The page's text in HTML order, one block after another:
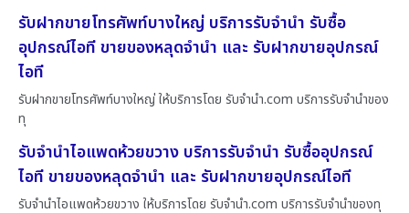
รับฝากขายโทรศัพท์บางใหญ่ บริการรับจำนำ รับซื้อ
อุปกรณ์ไอที ขายของหลุดจำนำ และ รับฝากขายอุปกรณ์
ไอที
รับฝากขายโทรศัพท์บางใหญ่ ให้บริการโดย รับจํานํา.com บริการรับจำนำของ
ทุ
รับจำนำไอแพดห้วยขวาง บริการรับจำนำ รับซื้ออุปกรณ์
ไอที ขายของหลุดจำนำ และ รับฝากขายอุปกรณ์ไอที
รับจำนำไอแพดห้วยขวาง ให้บริการโดย รับจํานํา.com บริการรับจำนำของทุ